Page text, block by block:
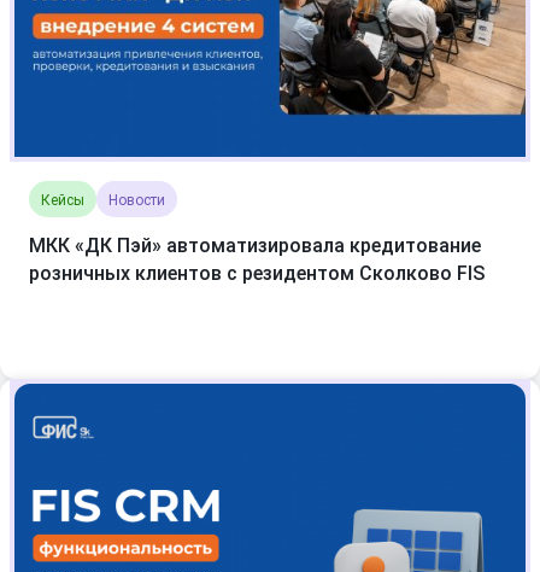
Кейсы Новости
МКК «ДК Пэй» автоматизировала кредитование
розничных клиентов с резидентом Сколково FIS